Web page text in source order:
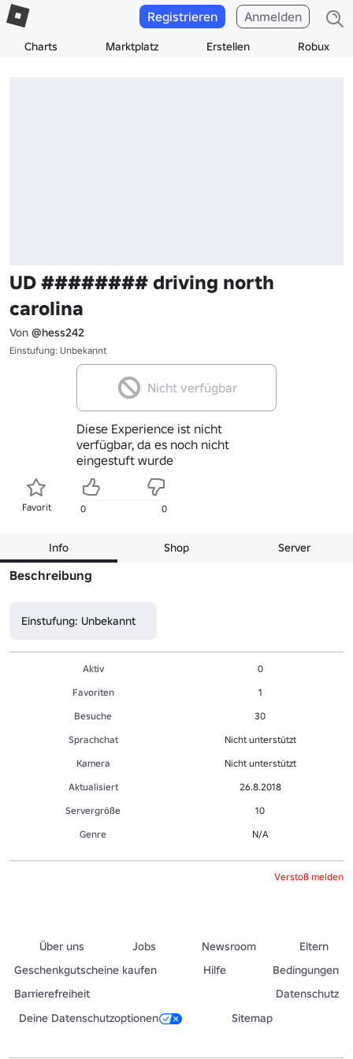
Charts Marktplatz Erstellen Robux
Registrieren Anmelden
UD ######## driving north
carolina
Von @hess242
Einstufung: Unbekannt
Nicht verfügbar
Diese Experience ist nicht
verfügbar, da es noch nicht
eingestuft wurde
Favorit 0 0
Info Shop Server
Beschreibung
Einstufung: Unbekannt
Aktiv
0
Favoriten
1
Besuche
30
Sprachchat
Nicht unterstützt
Kamera
Nicht unterstützt
Aktualisiert
26.8.2018
Servergröße
10
Genre
N/A
Verstoß melden
Über uns Jobs Newsroom
Eltern
Geschenkgutscheine kaufen
Hilfe
Bedingungen
Barrierefreiheit
Datenschutz
Deine Datenschutzoptionen
Sitemap